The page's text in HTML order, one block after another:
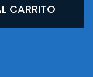
CARRITO